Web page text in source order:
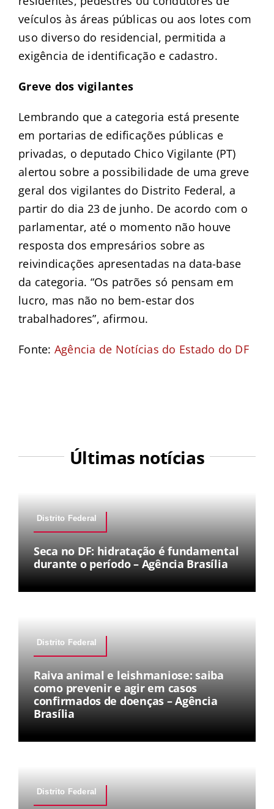
veículos às áreas públicas ou aos lotes com
uso diverso do residencial, permitida a
exigência de identificação e cadastro.
Greve dos vigilantes
Lembrando que a categoria está presente
em portarias de edificações públicas e
privadas, o deputado Chico Vigilante (PT)
alertou sobre a possibilidade de uma greve
geral dos vigilantes do Distrito Federal, a
partir do dia 23 de junho. De acordo com o
parlamentar, até o momento não houve
resposta dos empresários sobre as
reivindicações apresentadas na data-base
da categoria. “Os patrões só pensam em
lucro, mas não no bem-estar dos
trabalhadores”, afirmou.
Fonte: Agência de Notícias do Estado do DF
Últimas notícias
Distrito Federal
Seca no DF: hidratação é fundamental
durante o período – Agência Brasília
Distrito Federal
Raiva animal e leishmaniose: saiba
como prevenir e agir em casos
confirmados de doenças – Agência
Brasília
Distrito Federal